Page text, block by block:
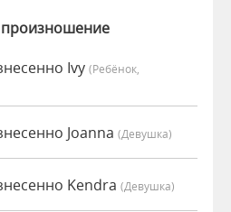
Ivy (Ребёнок,
Joanna (девушка)
Kendra (девушка)